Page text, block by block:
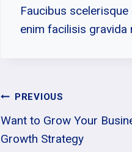
Faucibus
enim facilisis gravida
PREVIOUS
Want to Grow Your
Growth Strategy